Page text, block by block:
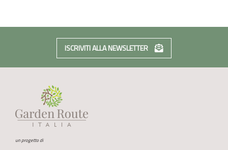
ISCRIVITI ALLA NEWSLETTER
un progetto di